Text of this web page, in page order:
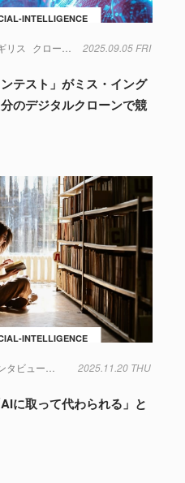
INTELLIGENCE
リス クローン ファッション 社会
2025.09.05 FRI
テスト」がミス・イング
のデジタルクローンで競
INTELLIGENCE
タビュー 本 物語 社会
2025.11.20 THU
に取って代わられる」と